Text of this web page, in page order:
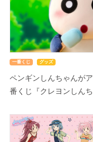
一番くじ グッズ
ペンギンしんちゃんが
番くじ『クレヨンしん